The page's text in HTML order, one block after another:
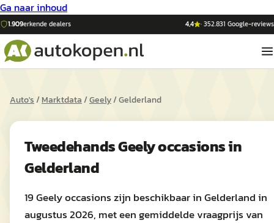
Ga naar inhoud
1.909erkende dealers 4,4 ·352.831 Google-reviews
Auto's/Marktdata/Geely/Gelderland
TweedehandsGeelyoccasions in
Gelderland
19 Geely occasions zijn beschikbaar in Gelderland in
augustus 2026, met een gemiddelde vraagprijs van